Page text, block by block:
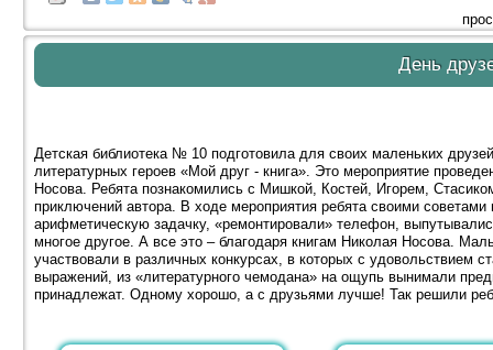
День
Детская библиотека № 10 подготовила для своих маленьких
литературных героев «Мой друг - книга». Это мероприятие
Носова. Ребята познакомились с Мишкой, Костей, Игорем,
приключений автора. В ходе мероприятия ребята своими
арифметическую задачку, «ремонтировали» телефон,
многое другое. А все это – благодаря книгам Николая Носова.
участвовали в различных конкурсах, в которых с удовольствием
выражений, из «литературного чемодана» на ощупь вынимали
принадлежат. Одному хорошо, а с друзьями лучше! Так решили